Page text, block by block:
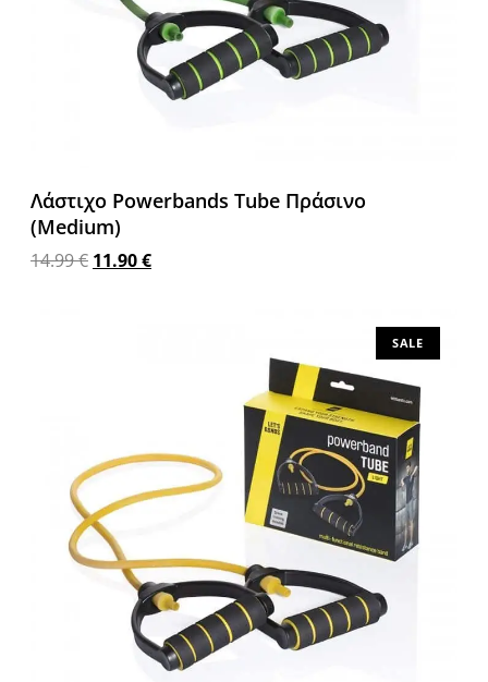
Λάστιχο Powerbands Tube Πράσινο
(Medium)
14.99€ 11.90€
SALE